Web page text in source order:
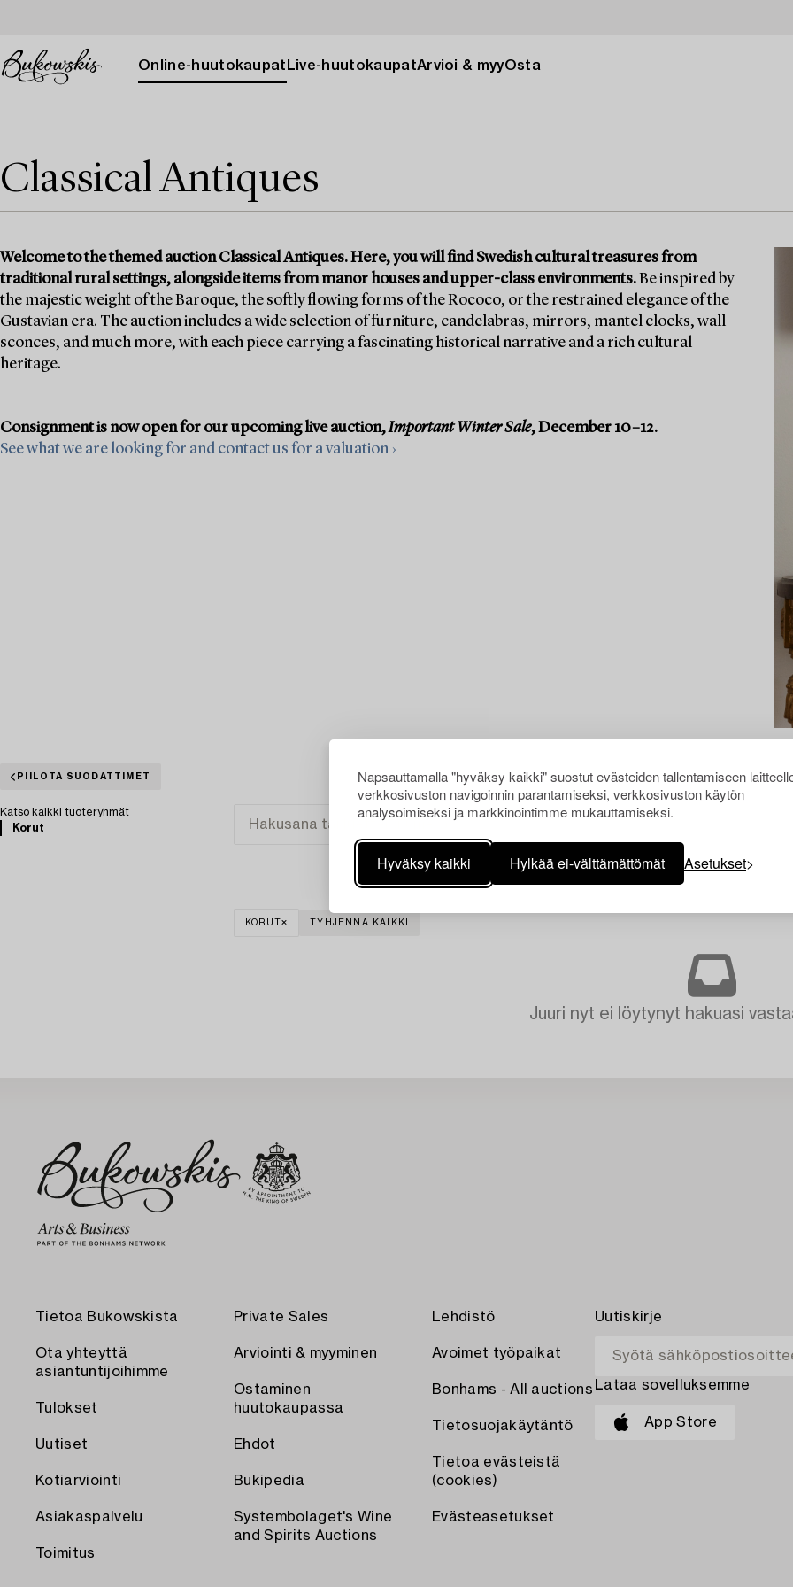
Napsauttamalla "hyväksy kaikki" suostut evästeiden tallentamiseen
verkkosivuston navigoinnin parantamiseksi, verkkosivuston käytön
analysoimiseksi ja markkinointimme mukauttamiseksi.
Hyväksy kaikki Hylkää ei-välttämättömät Asetukset
Online-huutokaupat Live-huutokaupatArvioi & myyOsta
Classical Antiques
Welcome to the themed auction Classical Antiques. Here, you will find Swedish cultural treasures from
traditional rural settings, alongside items from manor houses and upper-class environments.Be inspired by
the majestic weight of the Baroque, the softly flowing forms of the Rococo, or the restrained elegance of the
Gustavian era. The auction includes a wide selection of furniture, candelabras, mirrors, mantel clocks, wall
sconces, and much more, with each piece carrying a fascinating historical narrative and a rich cultural
heritage.
Consignment is now open for our upcoming live auction,Important Winter Sale, December 10–12.
See what we are looking for and contact us for a valuation ›
PIILOTA SUODATTIMET
Katso kaikki tuoteryhmät
Korut
KORUT TYHJENNÄ KAIKKI
Juuri nyt ei löytynyt hakuasi
Tietoa Bukowskista
Ota yhteyttä
asiantuntijoihimme
Tulokset
Uutiset
Kotiarviointi
Asiakaspalvelu
Toimitus
Private Sales
Arviointi & myyminen
Ostaminen
huutokaupassa
Ehdot
Bukipedia
Systembolaget's Wine
and Spirits Auctions
Lehdistö
Avoimet työpaikat
Bonhams - All auctions
Tietosuojakäytäntö
Tietoa evästeistä
(cookies)
Evästeasetukset
Uutiskirje
Lataa sovelluksemme
App Store